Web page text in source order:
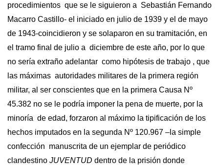
procedimientos que se le siguieron a Sebastián Fernando
Macarro Castillo- el iniciado en julio de 1939 y el de mayo
de 1943-coincidieron y se solaparon en su tramitación, en
el tramo final de julio a diciembre de este año, por lo que
no sería extraño adelantar como hipótesis de trabajo , que
las máximas autoridades militares de la primera región
militar, al ser conscientes que en la primera Causa Nº
45.382 no se le podría imponer la pena de muerte, por la
minoría de edad, forzaron al máximo la tipificación de los
hechos imputados en la segunda Nº 120.967 –la simple
confección manuscrita de un ejemplar de periódico
clandestino JUVENTUD dentro de la prisión donde